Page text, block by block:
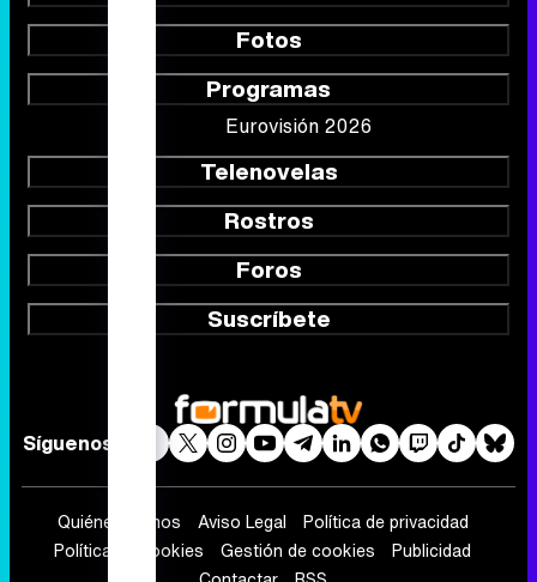
Fotos
Programas
Eurovisión 2026
Telenovelas
Rostros
Foros
Suscríbete
Síguenos
Quiénes somos Aviso Legal
Política de privacidad
Política de cookies
Gestión de cookies
Publicidad